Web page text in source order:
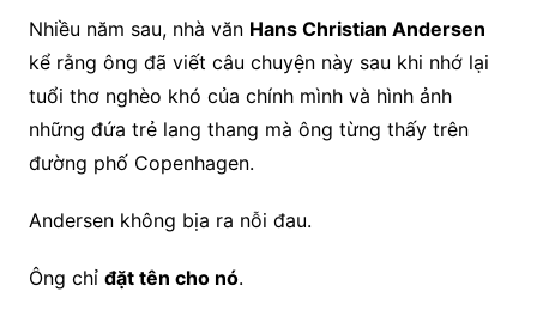
Nhiều năm sau, nhà văn Hans Christian Andersen
kể rằng ông đã viết câu chuyện này sau khi nhớ lại
tuổi thơ nghèo khó của chính mình và hình ảnh
những đứa trẻ lang thang mà ông từng thấy trên
đường phố Copenhagen.
Andersen không bịa ra nỗi đau.
Ông chỉ đặt tên cho nó.